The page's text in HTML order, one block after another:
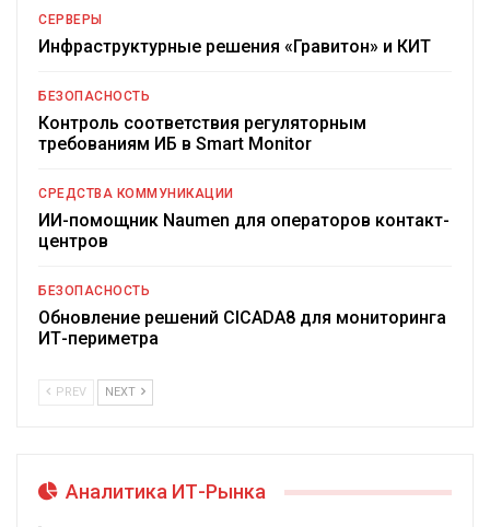
СЕРВЕРЫ
Инфраструктурные решения «Гравитон» и КИТ
БЕЗОПАСНОСТЬ
Контроль соответствия регуляторным
требованиям ИБ в Smart Monitor
СРЕДСТВА КОММУНИКАЦИИ
ИИ-помощник Naumen для операторов контакт-
центров
БЕЗОПАСНОСТЬ
Обновление решений CICADA8 для мониторинга
ИТ-периметра
PREV NEXT
Аналитика ИТ-Рынка